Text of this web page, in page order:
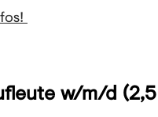
w/m/d